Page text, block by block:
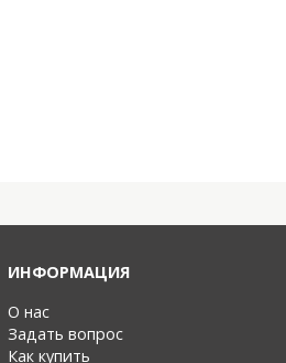
ИНФОРМАЦИЯ
О нас
Задать вопрос
Как купить